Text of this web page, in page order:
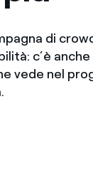
Messico
Nord
di
c’è
vede nel